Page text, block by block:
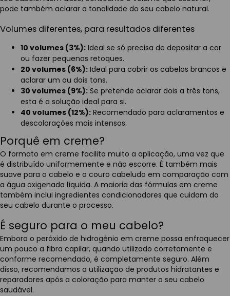
pode também aclarar a tonalidade do seu cabelo natural.
Volumes diferentes, para resultados diferentes
10 volumes (3%): Ideal se só precisa de depositar a cor
ou fazer pequenos retoques.
20 volumes (6%): Ideal para cobrir os cabelos brancos e
aclarar um ou dois tons.
30 volumes (9%): Se pretende aclarar dois a três tons,
esta é a solução ideal para si.
40 volumes (12%): Recomendado para aclaramentos e
descolorações mais intensos.
Porquê em creme?
O formato em creme facilita muito a aplicação, uma vez que
é distribuído uniformemente e não escorre. É também mais
suave para o cabelo e o couro cabeludo em comparação com
a água oxigenada líquida. A maioria das fórmulas em creme
também inclui ingredientes condicionadores que cuidam do
seu cabelo durante o processo.
É seguro para o meu cabelo?
Embora o peróxido de hidrogénio em creme possa enfraquecer
um pouco a fibra capilar, quando utilizado corretamente e
conforme recomendado, é completamente seguro. Além
disso, recomendamos a utilização de produtos hidratantes e
reparadores após a coloração para manter o seu cabelo
saudável.